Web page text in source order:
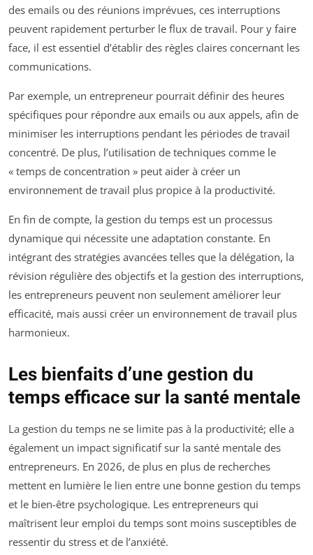
des emails ou des réunions imprévues, ces interruptions
peuvent rapidement perturber le flux de travail. Pour y faire
face, il est essentiel d’établir des règles claires concernant les
communications.
Par exemple, un entrepreneur pourrait définir des heures
spécifiques pour répondre aux emails ou aux appels, afin de
minimiser les interruptions pendant les périodes de travail
concentré. De plus, l’utilisation de techniques comme le
« temps de concentration » peut aider à créer un
environnement de travail plus propice à la productivité.
En fin de compte, la gestion du temps est un processus
dynamique qui nécessite une adaptation constante. En
intégrant des stratégies avancées telles que la délégation, la
révision régulière des objectifs et la gestion des interruptions,
les entrepreneurs peuvent non seulement améliorer leur
efficacité, mais aussi créer un environnement de travail plus
harmonieux.
Les bienfaits d’une gestion du
temps efficace sur la santé mentale
La gestion du temps ne se limite pas à la productivité; elle a
également un impact significatif sur la santé mentale des
entrepreneurs. En 2026, de plus en plus de recherches
mettent en lumière le lien entre une bonne gestion du temps
et le bien-être psychologique. Les entrepreneurs qui
maîtrisent leur emploi du temps sont moins susceptibles de
ressentir du stress et de l’anxiété.